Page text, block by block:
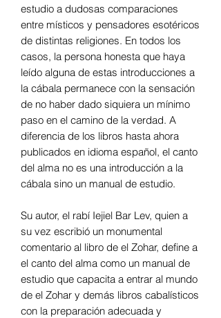
estudio a dudosas comparaciones
entre místicos y pensadores esotéricos
de distintas religiones. En todos los
casos, la persona honesta que haya
leído alguna de estas introducciones a
la cábala permanece con la sensación
de no haber dado siquiera un mínimo
paso en el camino de la verdad. A
diferencia de los libros hasta ahora
publicados en idioma español, el canto
del alma no es una introducción a la
cábala sino un manual de estudio.
Su autor, el rabí Iejiel Bar Lev, quien a
su vez escribió un monumental
comentario al libro de el Zohar, define a
el canto del alma como un manual de
estudio que capacita a entrar al mundo
de el Zohar y demás libros cabalísticos
con la preparación adecuada y